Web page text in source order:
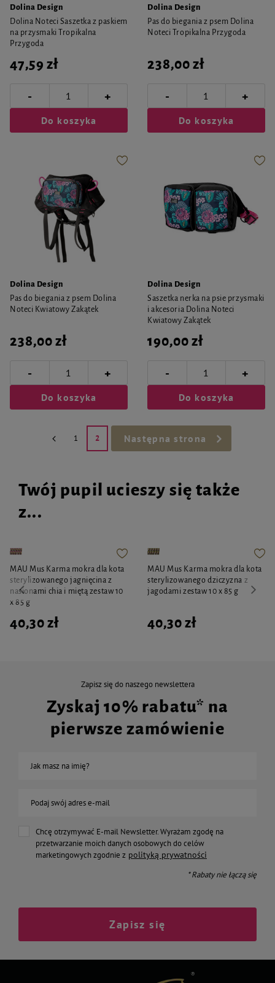
Dolina Design
Dolina Noteci Saszetka z paskiem
na przysmaki Tropikalna
Przygoda
47,59 zł
- +
Do koszyka
Dolina Design
Pas do biegania z psem Dolina
Noteci Tropikalna Przygoda
238,00 zł
- +
Do koszyka
Dolina Design
Pas do biegania z psem Dolina
Noteci Kwiatowy Zakątek
238,00 zł
- +
Do koszyka
Dolina Design
Saszetka nerka na psie przysmaki
i akcesoria Dolina Noteci
Kwiatowy Zakątek
190,00 zł
- +
Do koszyka
1 2 Następna strona
Twój pupil ucieszy się także
z...
MAU Mus Karma mokra dla kota
sterylizowanego jagnięcina z
nasionami chia i miętą zestaw 10
x 85 g
40,30 zł
MAU Mus Karma mokra dla kota
sterylizowanego dziczyzna z
jagodami zestaw 10 x 85 g
40,30 zł
Zapisz się do naszego newslettera
Zyskaj 10% rabatu* na
pierwsze zamówienie
Jak masz na imię?
Podaj swój adres e-mail
Chcę otrzymywać E-mail Newsletter. Wyrażam zgodę na
przetwarzanie moich danych osobowych do celów
marketingowych zgodnie z polityką prywatności
* Rabaty nie łączą się
Zapisz się